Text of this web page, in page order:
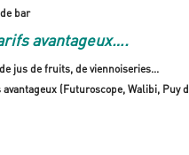
bar
avantageux….
jus de fruits, de viennoiseries...
(Futuroscope, Walibi, Puy